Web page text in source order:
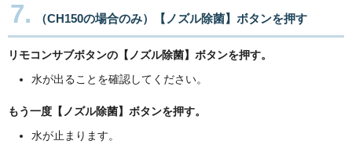
7. （CH150の場合のみ）【ノズル除菌】ボタンを押す
リモコンサブボタンの【ノズル除菌】ボタンを押す。
水が出ることを確認してください。
もう一度【ノズル除菌】ボタンを押す。
水が止まります。